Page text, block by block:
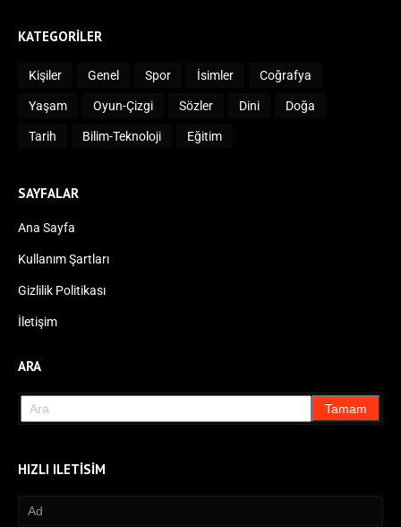
KATEGORILER
Kişiler Genel Spor İsimler Coğrafya
Yaşam Oyun-Çizgi Sözler Dini Doğa
Tarih Bilim-Teknoloji Eğitim
SAYFALAR
Ana Sayfa
Kullanım Şartları
Gizlilik Politikası
İletişim
ARA
HIZLI ILETISIM